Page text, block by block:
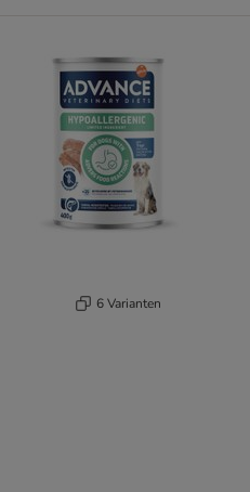
6 Varianten